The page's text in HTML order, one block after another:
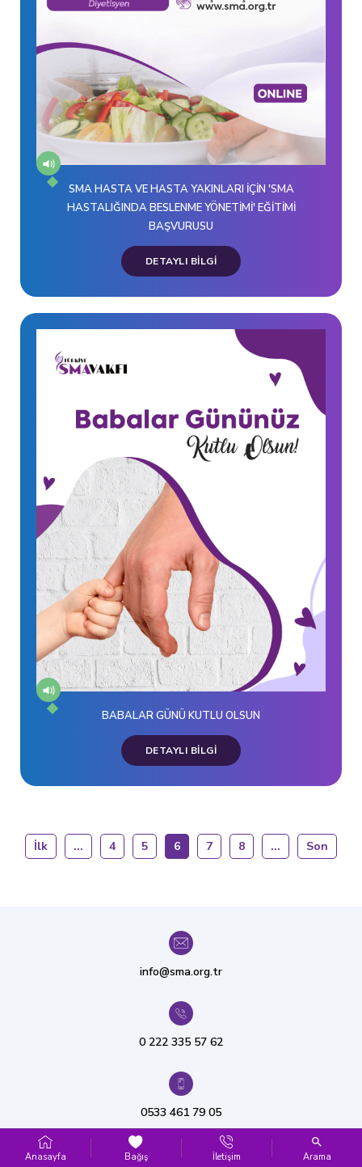
SMA HASTA VE HASTA YAKINLARI İÇİN 'SMA
HASTALIĞINDA BESLENME YÖNETİMİ' EĞİTİMİ
BAŞVURUSU
BABALAR GÜNÜ KUTLU OLSUN
İlk ... 4 5 6 7 8 ... Son
info@sma.org.tr
0 222 335 57 62
0533 461 79 05
Anasayfa Bağış İletişim Arama